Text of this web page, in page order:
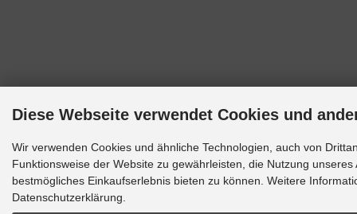
Diese Webseite verwendet Cookies und
Wir verwenden Cookies und ähnliche Technologien, auch von
Funktionsweise der Website zu gewährleisten, die Nutzung
bestmögliches Einkaufserlebnis bieten zu können. Weitere
Datenschutzerklärung.